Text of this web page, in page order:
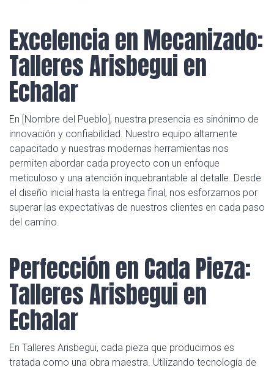
Excelencia en Mecanizado:
Talleres Arisbegui en
Echalar
En [Nombre del Pueblo], nuestra presencia es sinónimo de
innovación y confiabilidad. Nuestro equipo altamente
capacitado y nuestras modernas herramientas nos
permiten abordar cada proyecto con un enfoque
meticuloso y una atención inquebrantable al detalle. Desde
el diseño inicial hasta la entrega final, nos esforzamos por
superar las expectativas de nuestros clientes en cada paso
del camino.
Perfección en Cada Pieza:
Talleres Arisbegui en
Echalar
En Talleres Arisbegui, cada pieza que producimos es
tratada como una obra maestra. Utilizando tecnología de